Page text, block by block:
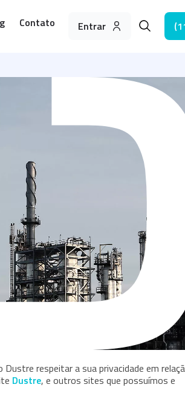
Contato Entrar
respeitar a sua privacidade em
Dustre, e outros sites que possuímos e